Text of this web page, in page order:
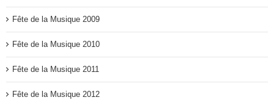
Fête de la Musique 2009
Fête de la Musique 2010
Fête de la Musique 2011
Fête de la Musique 2012